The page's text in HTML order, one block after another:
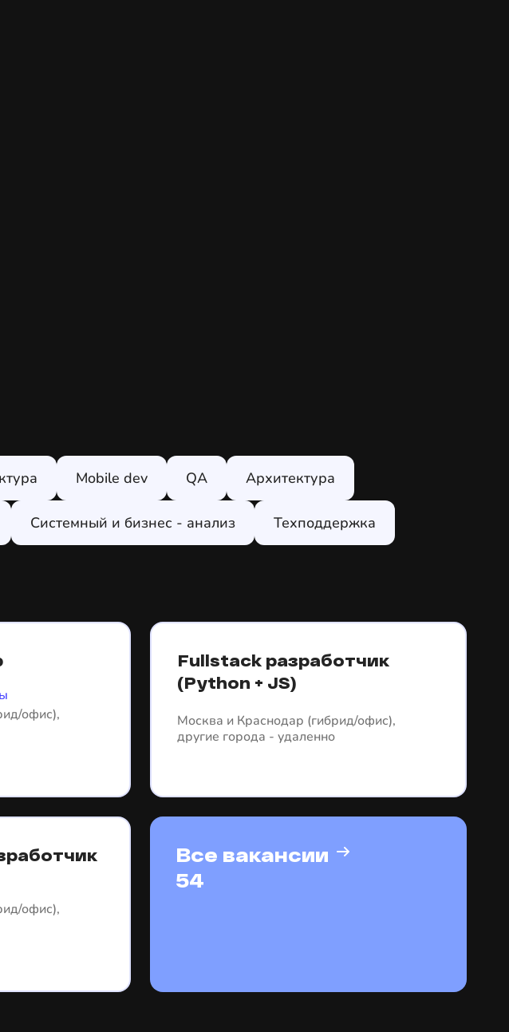
Mobile dev QA Архитектура
Системный и бизнес - анализ Техподдержка
офис),
Fullstack разработчик
(Python + JS)
Москва и Краснодар (гибрид/офис),
другие города - удаленно
офис),
Все вакансии
54